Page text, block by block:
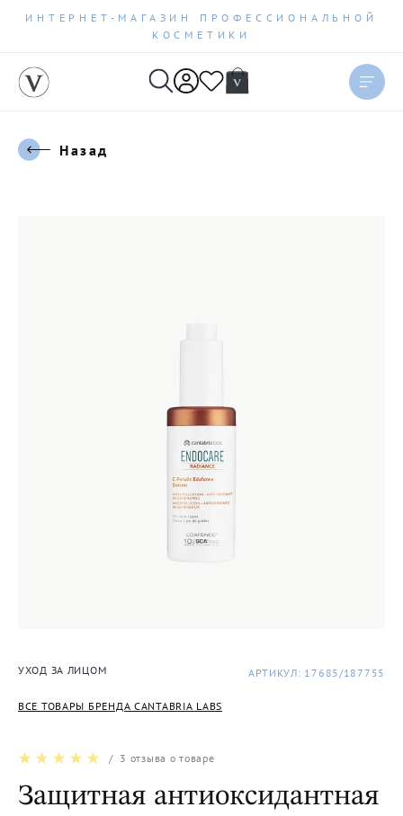
ИНТЕРНЕТ-МАГАЗИН ПРОФЕССИОНАЛЬНОЙ
КОСМЕТИКИ
Назад
УХОД ЗА ЛИЦОМ
ВСЕ ТОВАРЫ БРЕНДА CANTABRIA LABS
АРТИКУЛ: 17685/187755
/ 3 отзыва о товаре
Защитная антиоксидантная